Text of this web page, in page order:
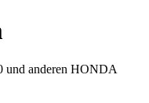
und anderen HONDA